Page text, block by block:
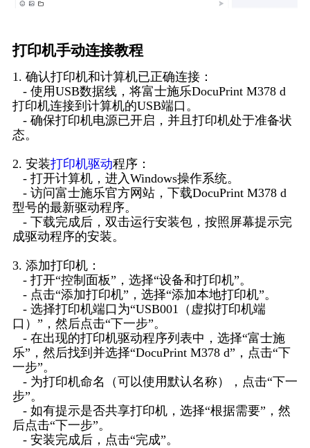
打印机手动连接教程
1. 确认打印机和计算机已正确连接：
- 使用USB数据线，将富士施乐DocuPrint M378 d
打印机连接到计算机的USB端口。
- 确保打印机电源已开启，并且打印机处于准备状
态。
2. 安装打印机驱动程序：
- 打开计算机，进入Windows操作系统。
- 访问富士施乐官方网站，下载DocuPrint M378 d
型号的最新驱动程序。
- 下载完成后，双击运行安装包，按照屏幕提示完
成驱动程序的安装。
3. 添加打印机：
- 打开“控制面板”，选择“设备和打印机”。
- 点击“添加打印机”，选择“添加本地打印机”。
- 选择打印机端口为“USB001（虚拟打印机端
口）”，然后点击“下一步”。
- 在出现的打印机驱动程序列表中，选择“富士施
乐”，然后找到并选择“DocuPrint M378 d”，点击“下
一步”。
- 为打印机命名（可以使用默认名称），点击“下一
步”。
- 如有提示是否共享打印机，选择“根据需要”，然
后点击“下一步”。
- 安装完成后，点击“完成”。